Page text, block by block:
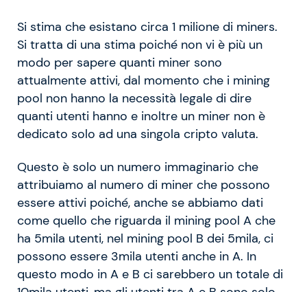
Si stima che esistano circa 1 milione di miners.
Si tratta di una stima poiché non vi è più un
modo per sapere quanti miner sono
attualmente attivi, dal momento che i mining
pool non hanno la necessità legale di dire
quanti utenti hanno e inoltre un miner non è
dedicato solo ad una singola cripto valuta.
Questo è solo un numero immaginario che
attribuiamo al numero di miner che possono
essere attivi poiché, anche se abbiamo dati
come quello che riguarda il mining pool A che
ha 5mila utenti, nel mining pool B dei 5mila, ci
possono essere 3mila utenti anche in A. In
questo modo in A e B ci sarebbero un totale di